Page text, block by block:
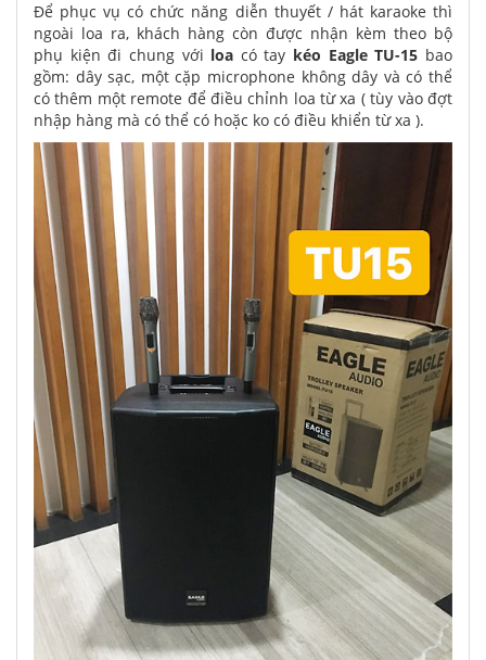
Để phục vụ có chức năng diễn thuyết / hát karaoke thì
ngoài loa ra, khách hàng còn được nhận kèm theo bộ
phụ kiện đi chung với loa có tay kéo Eagle TU-15 bao
gồm: dây sạc, một cặp microphone không dây và có thể
có thêm một remote để điều chỉnh loa từ xa ( tùy vào đợt
nhập hàng mà có thể có hoặc ko có điều khiển từ xa ).